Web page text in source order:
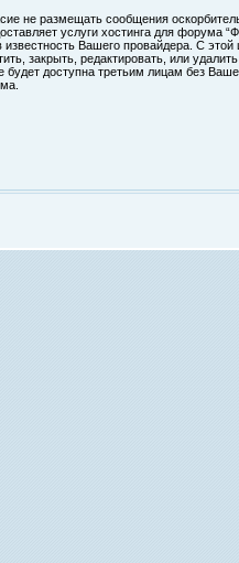
не размещать сообщения
услуги хостинга для
известность Вашего провайдера. С
закрыть, редактировать, или
доступна третьим лицам без